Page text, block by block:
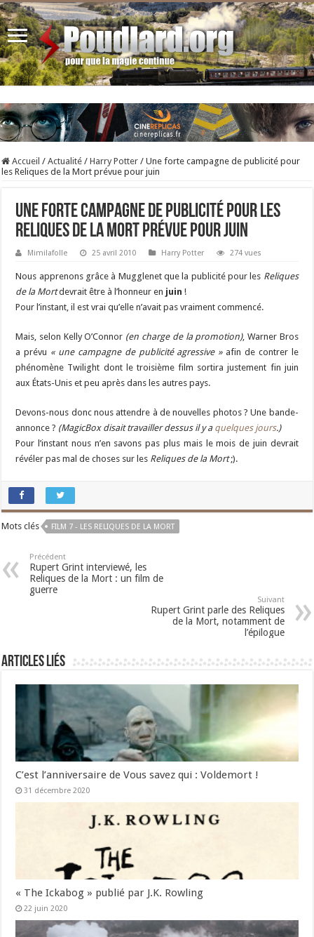
Accueil / Actualité / Harry Potter / Une forte campagne de publicité pour
les Reliques de la Mort prévue pour juin
Une forte campagne de publicité pour les
Reliques de la Mort prévue pour juin
Mimilafolle 25 avril 2010 Harry Potter 274 vues
Nous apprenons grâce à Mugglenet que la publicité pour les Reliques
de la Mortdevrait être à l’honneur en juin !
Pour l’instant, il est vrai qu’elle n’avait pas vraiment commencé.
Mais, selon Kelly O’Connor (en charge de la promotion), Warner Bros
a prévu « une campagne de publicité agressive »afin de contrer le
phénomène Twilight dont le troisième film sortira justement fin juin
aux États-Unis et peu après dans les autres pays.
Devons-nous donc nous attendre à de nouvelles photos ? Une bande-
annonce ? (MagicBox disait travailler dessus il y a quelques jours.)
Pour l’instant nous n’en savons pas plus mais le mois de juin devrait
révéler pas mal de choses sur les Reliques de la Mort;).
Mots clés FILM 7 - LES RELIQUES DE LA MORT
Précédent
Rupert Grint interviewé, les
Reliques de la Mort : un film de
guerre
Suivant
Rupert Grint parle des Reliques
de la Mort, notamment de
l’épilogue
Articles liés
C’est l’anniversaire de Vous savez qui : Voldemort !
31 décembre 2020
« The Ickabog » publié par J.K. Rowling
22 juin 2020